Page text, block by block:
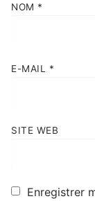
NOM *
E-MAIL *
SITE WEB
Enregistrer